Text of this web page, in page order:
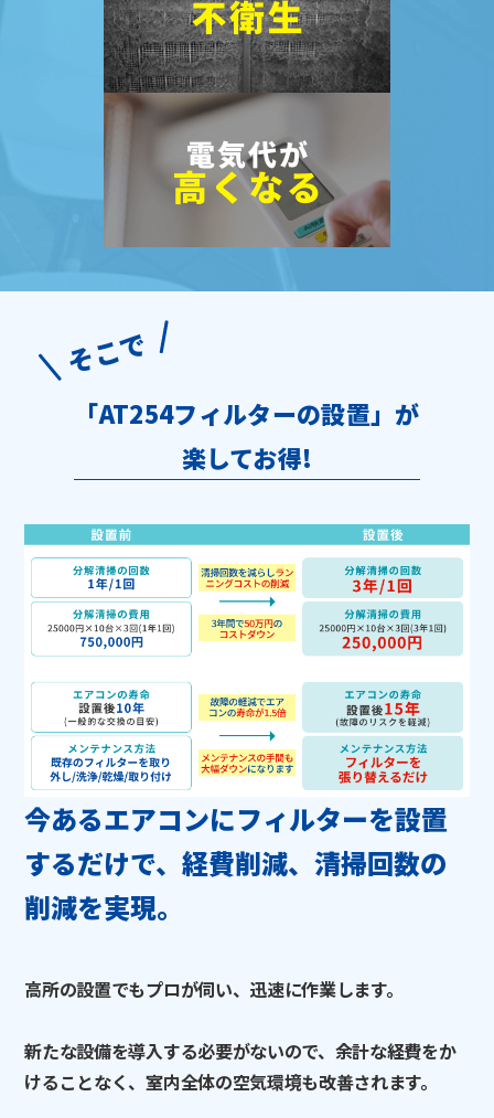
そこで
「AT254フィルターの設置」が
楽してお得!
今あるエアコンにフィルターを設置
するだけで、経費削減、清掃回数の
削減を実現。
高所の設置でもプロが伺い、迅速に作業します。
新たな設備を導入する必要がないので、余計な経費をか
けることなく、室内全体の空気環境も改善されます。